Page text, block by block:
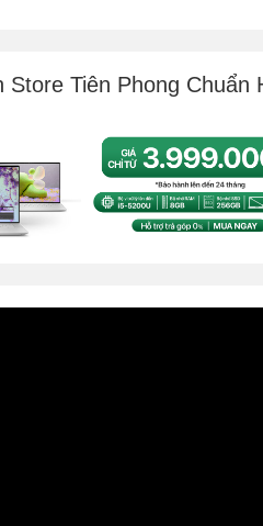
Store Tiên Phong Chuẩn